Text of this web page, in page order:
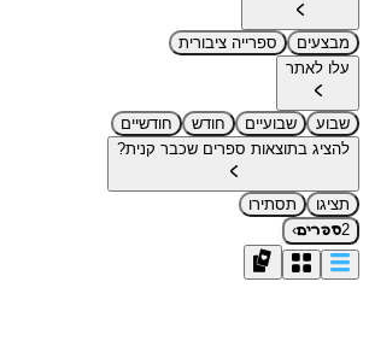
מבצעים
ספרייה ציבורית
עלו לאתר
שבוע שבועיים חודש
חודשיים
להציג בתוצאות ספרים שכבר קנית?
תציגו
תסתירו
2ספרים›